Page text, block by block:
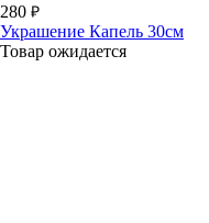
280
Украшение Капель 30см
Товар ожидается